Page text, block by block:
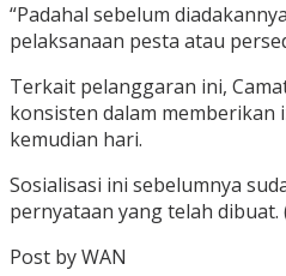
“Padahal sebelum
pelaksanaan pesta atau
Terkait pelanggaran ini,
konsisten dalam memberikan
kemudian hari.
Sosialisasi ini sebelumnya
pernyataan yang telah dibuat.
Post by WAN